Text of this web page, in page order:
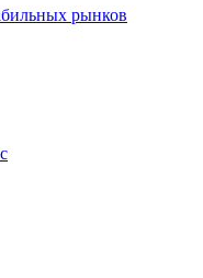
рынков